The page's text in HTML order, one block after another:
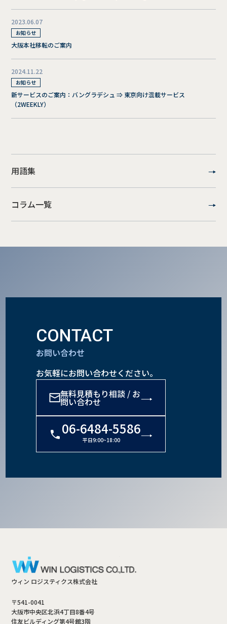
2023.06.07
お知らせ
大阪本社移転のご案内
2024.11.22
お知らせ
新サービスのご案内：バングラデシュ ⇒ 東京向け混載サービス
（2WEEKLY）
用語集
コラム一覧
CONTACT
お問い合わせ
お気軽にお問い合わせください。
無料見積もり相談 / お
問い合わせ
06-6484-5586
平日9:00~18:00
ウィン ロジスティクス株式会社
〒541-0041
大阪市中央区北浜4丁目8番4号
住友ビルディング第4号館3階